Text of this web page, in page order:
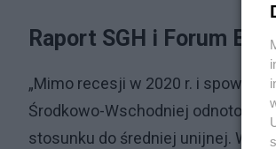
Raport SGH i Forum
„Mimo recesji w 2020 r. i
Środkowo-Wschodniej
stosunku do średniej unijnej.